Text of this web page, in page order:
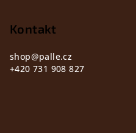
Kontakt
shop@palle.cz
+420 731 908 827